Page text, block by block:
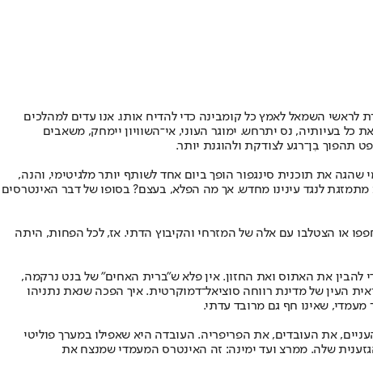
השמאל לאמץ כל קומבינה כדי להדיח אותו. אנו עדים למהלכים
בעיותיה, נס יתרחש. ימוגר העוני, אי־השוויון יימחק, משאבים
תהפוך בִן־רגע לצודקת ולהוגנת יותר.
את תוכנית סינגפור הופך ביום אחד לשותף יותר מלגיטימי, והנה,
לנגד עינינו מחדש. אך מה הפלא, בעצם? בסופו של דבר האינטרסים
או הצטלבו עם אלה של המזרחי והקיבוץ הדתי. אז, לכל הפחות, היתה
להבין את האתוס ואת החזון. אין פלא ש"ברית האחים" של בנט נרקמה,
העין של מדינת רווחה סוציאל־דמוקרטית. איך הפכה שנאת נתניהו
מעמדי, שאינו חף גם מרובד עדתי.
את העובדים, את הפריפריה. העובדה היא שאפילו במערך פוליטי
שלה. ממרצ ועד ימינה: זה האינטרס המעמדי שמנצח את